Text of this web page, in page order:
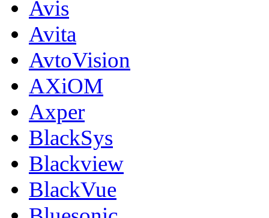
Avis
Avita
AvtoVision
AXiOM
Axper
BlackSys
Blackview
BlackVue